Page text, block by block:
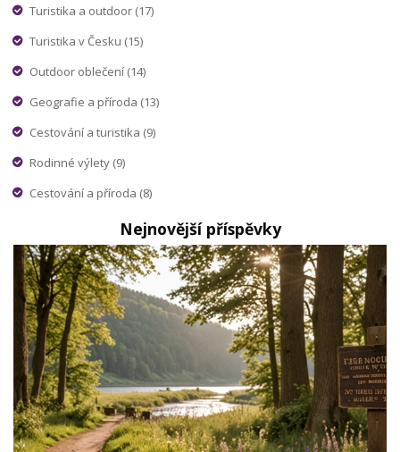
Turistika a outdoor (17)
Turistika v Česku (15)
Outdoor oblečení (14)
Geografie a příroda (13)
Cestování a turistika (9)
Rodinné výlety (9)
Cestování a příroda (8)
Nejnovější příspěvky